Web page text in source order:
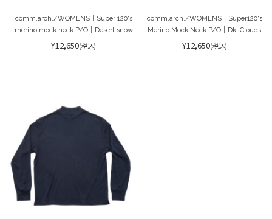
comm.arch./WOMENS｜Super 120's
merino mock neck P/O｜Desert snow
¥12,650(税込)
comm.arch./WOMENS｜Super120's
Merino Mock Neck P/O｜Dk. Clouds
¥12,650(税込)